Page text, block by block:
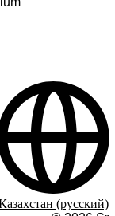
(русский)